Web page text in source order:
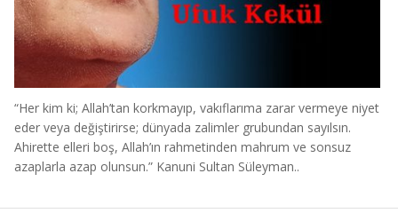
“Her kim ki; Allah’tan korkmayıp, vakıflarıma zarar vermeye niyet
eder veya değiştirirse; dünyada zalimler grubundan sayılsın.
Ahirette elleri boş, Allah’ın rahmetinden mahrum ve sonsuz
azaplarla azap olunsun.” Kanuni Sultan Süleyman..